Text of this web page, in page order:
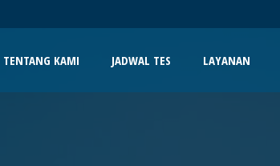
TENTANG KAMI JADWAL TES LAYANAN